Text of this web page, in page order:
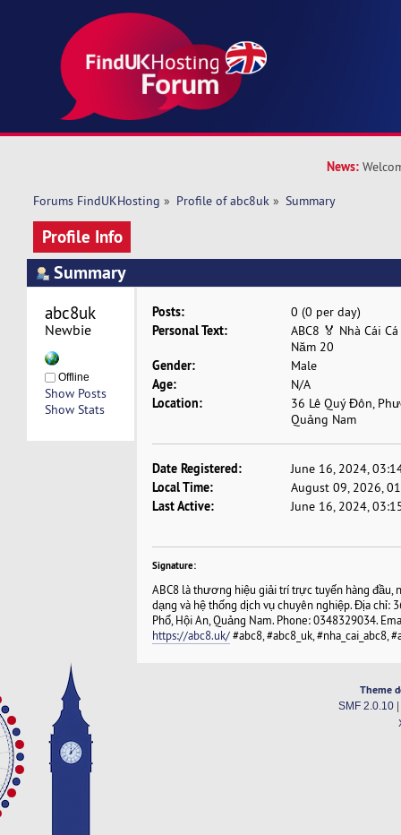
News:
Forums FindUKHosting » Profile of abc8uk » Summary
Profile Info
Summary
abc8uk
Newbie
Offline
Show Posts
Show Stats
Posts: 0 (0 per day)
Personal Text:
ABC8 🏅 Nhà Cái
Năm 20
Gender: Male
Age: N/A
Location:
36 Lê Quý Đôn,
Quảng Nam
Date Registered: June 16, 2024,
Local Time: August 09, 2026,
Last Active: June 16, 2024,
Signature:
ABC8 là thương hiệu giải trí trực tuyến hàng đầu,
dạng và hệ thống dịch vụ chuyên nghiệp. Địa chỉ:
Phổ, Hội An, Quảng Nam. Phone: 0348329034.
https://abc8.uk/#abc8, #abc8_uk, #nha_cai_abc8,
Theme
SMF 2.0.10|